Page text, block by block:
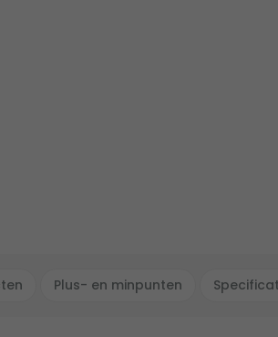
Plus- en minpunten